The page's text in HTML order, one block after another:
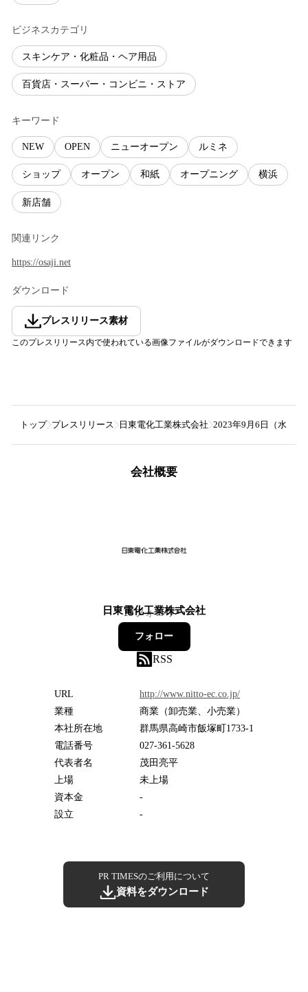
ビジネスカテゴリ
スキンケア・化粧品・ヘア用品
百貨店・スーパー・コンビニ・ストア
キーワード
NEW OPEN ニューオープン ルミネ
ショップ オープン 和紙 オープニング 横浜
新店舗
関連リンク
https://osaji.net
ダウンロード
プレスリリース素材
このプレスリリース内で使われている画像ファイルがダウンロードできます
トップ プレスリリース 日東電化工業株式会社 2023年9月6日（水）
会社概要
日東電化工業株式会社
19フォロワー
フォロー
RSS
URL
http://www.nitto-ec.co.jp/
業種
商業（卸売業、小売業）
本社所在地
群馬県高崎市飯塚町1733-1
電話番号
027-361-5628
代表者名
茂田亮平
上場
未上場
資本金
-
設立
-
PR TIMESのご利用について
資料をダウンロード